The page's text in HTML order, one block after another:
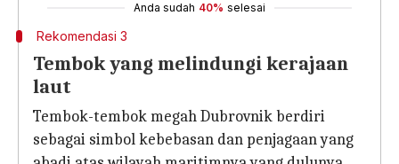
Anda sudah 40% selesai
Rekomendasi 3
Tembok yang melindungi kerajaan
laut
Tembok-tembok megah Dubrovnik berdiri
sebagai simbol kebebasan dan penjagaan yang